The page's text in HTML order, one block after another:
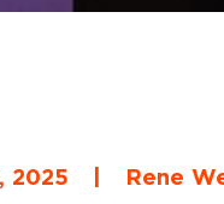
2025
Rene